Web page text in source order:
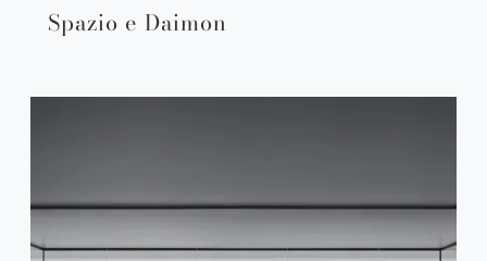
Spazio e Daimon